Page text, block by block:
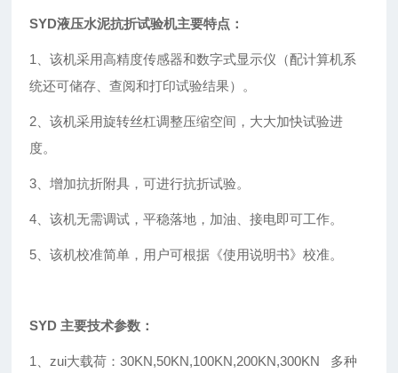
SYD液压水泥抗折试验机主要特点：
1
、该机采用高精度传感器和数字式显示仪（配计算机系
统还可储存、查阅和打印试验结果）。
2 、该机采用旋转丝杠调整压缩空间，大大加快试验进
度。
3 、增加抗折附具，可进行抗折试验。
4 、该机无需调试，平稳落地，加油、接电即可工作。
5 、该机校准简单，用户可根据《使用说明书》校准。
SYD 主要技术参数：
1
、zui大载荷：30KN,50KN,100KN,200KN,300KN 多种